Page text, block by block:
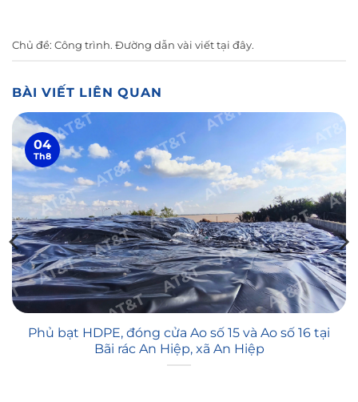
Chủ đề: Công trình. Đường dẫn vài viết tại đây.
BÀI VIẾT LIÊN QUAN
Phủ bạt HDPE, đóng cửa Ao số 15 và Ao số 16 tại
Bãi rác An Hiệp, xã An Hiệp
04
Th8